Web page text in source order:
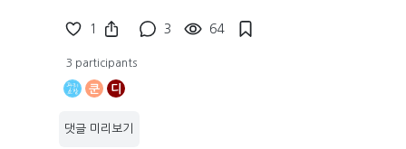
1 3 64
3 participants
쿤 디
댓글 미리보기